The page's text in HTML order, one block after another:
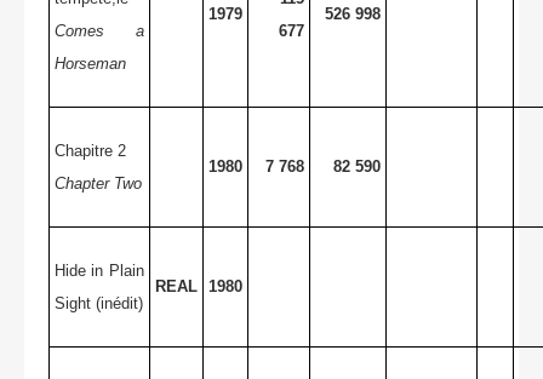
Comes a
Horseman
1979
677
526 998
Chapitre 2
Chapter Two
1980 7 768 82 590
Hide in Plain
Sight (inédit)
REAL 1980